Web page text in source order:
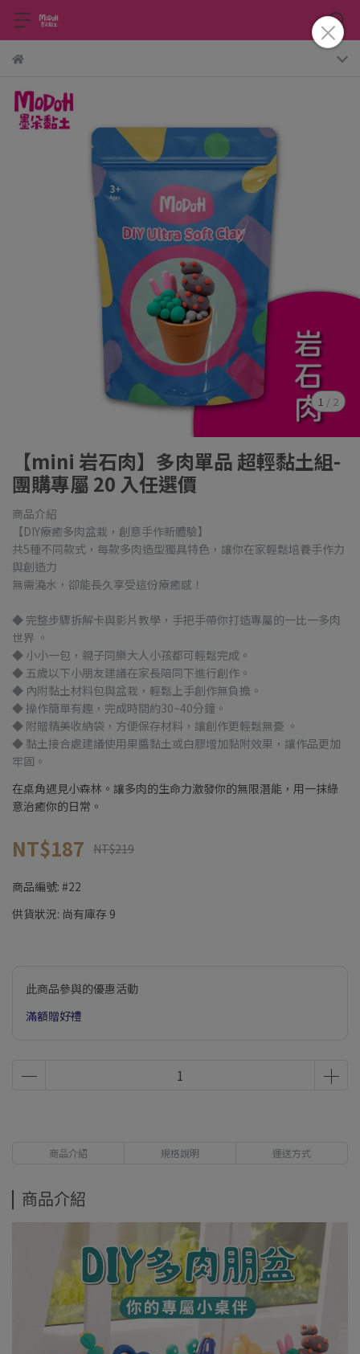
1 / 2
【mini 岩石肉】多肉單品 超輕黏土組-
團購專屬 20 入任選價
商品介紹
【DIY療癒多肉盆栽，創意手作新體驗】
共5種不同款式，每款多肉造型獨具特色，讓你在家輕鬆培養手作力
與創造力
無需澆水，卻能長久享受這份療癒感！
◆ 完整步驟拆解卡與影片教學，手把手帶你打造專屬的一比一多肉
世界 。
◆ 小小一包，親子同樂大人小孩都可輕鬆完成。
◆ 五歲以下小朋友建議在家長陪同下進行創作。
◆ 內附黏土材料包與盆栽，輕鬆上手創作無負擔。
◆ 操作簡單有趣，完成時間約30~40分鐘。
◆ 附贈精美收納袋，方便保存材料，讓創作更輕鬆無憂 。
◆ 黏土接合處建議使用果醬黏土或白膠增加黏附效果，讓作品更加
牢固。
在桌角遇見小森林。讓多肉的生命力激發你的無限潛能，用一抹綠
意治癒你的日常。
NT$187 NT$219
商品編號: #22
供貨狀況: 尚有庫存 9
此商品參與的優惠活動
滿額贈好禮
商品介紹 規格說明 運送方式
商品介紹